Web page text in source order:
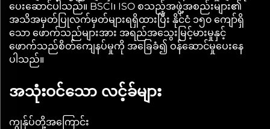
ပေးဆောင်ပါသည်။ BSCI၊ ISO စသည့်အဖွဲ့အစည်းများ၏
အသိအမှတ်ပြုလက်မှတ်များရရှိထားပြီး နိုင်ငံ ၁၅၀ ကျော်ရှိ
သော ဖောက်သည်များအား အရည်အသွေးမြင့်မားမှုနှင့်
ဖောက်သည်စိတ်ကျေနပ်မှုကို အခြေခံ၍ ဝန်ဆောင်မှုပေးနေ
ပါသည်။
အသုံးဝင်သော လင့်ခ်များ
ကျွန်ုပ်တို့အကြောင်း